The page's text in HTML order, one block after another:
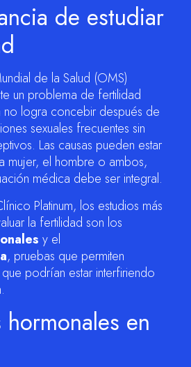
de estudiar
de la Salud (OMS)
un problema de fertilidad
no logra concebir después de
sexuales frecuentes sin
Las causas pueden estar
mujer, el hombre o ambos,
médica debe ser integral.
Platinum, los estudios más
la fertilidad son los
y el
, pruebas que permiten
podrían estar interfiriendo
hormonales en